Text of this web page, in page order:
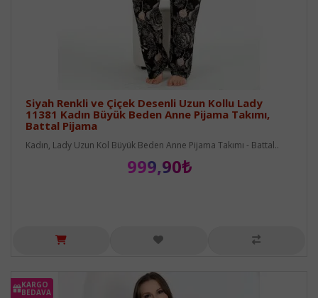
Siyah Renkli ve Çiçek Desenli Uzun Kollu Lady
11381 Kadın Büyük Beden Anne Pijama Takımı,
Battal Pijama
Kadın, Lady Uzun Kol Büyük Beden Anne Pijama Takımı - Battal..
999,90₺
KARGO
BEDAVA